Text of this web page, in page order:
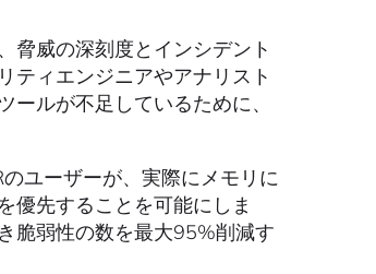
脅威の深刻度とインシデント
ティエンジニアやアナリスト
ルが不足しているために、
ユーザーが、実際にメモリに
優先することを可能にしま
脆弱性の数を最大95%削減す